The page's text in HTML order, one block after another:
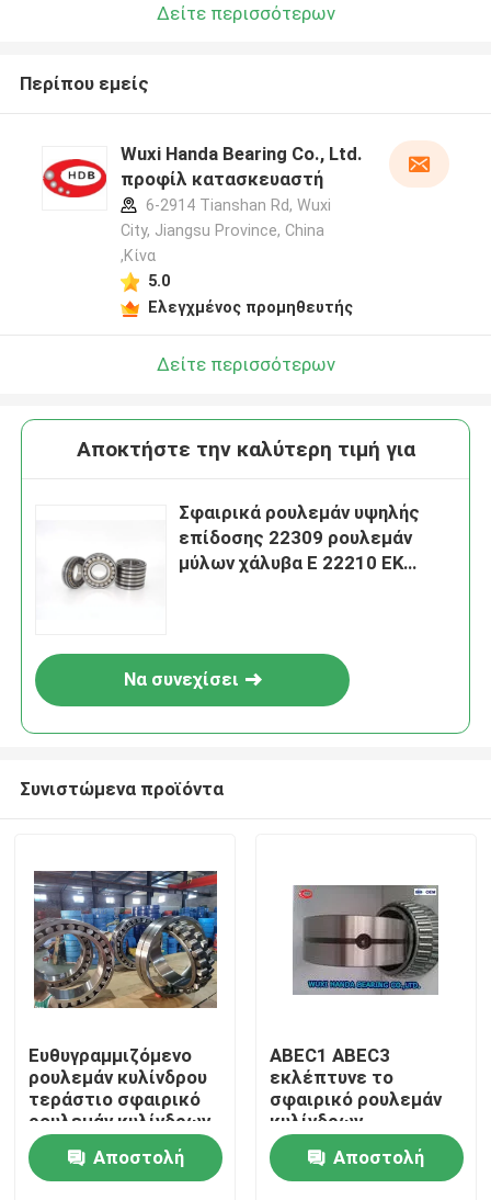
Σπίτι
Δείτε περισσότερων
Περίπου εμείς
Wuxi Handa Bearing Co., Ltd.
προφίλ κατασκευαστή
6-2914 Tianshan Rd, Wuxi
City, Jiangsu Province, China
,Κίνα
5.0
Ελεγχμένος προμηθευτής
Δείτε περισσότερων
Αποκτήστε την καλύτερη τιμή για
Σφαιρικά ρουλεμάν υψηλής
επίδοσης 22309 ρουλεμάν
μύλων χάλυβα Ε 22210 EK
Να συνεχίσει
Συνιστώμενα προϊόντα
Ευθυγραμμιζόμενο
ρουλεμάν κυλίνδρου
τεράστιο σφαιρικό
ρουλεμάν κυλίνδρων
230/1000F3
230/1000CCΑποστολή
ABEC1 ABEC3
εκλέπτυνε το
σφαιρικό ρουλεμάν
κυλίνδρων
231/600CAW33
231/600CAKW33
232/600CAW33
Αποστολή